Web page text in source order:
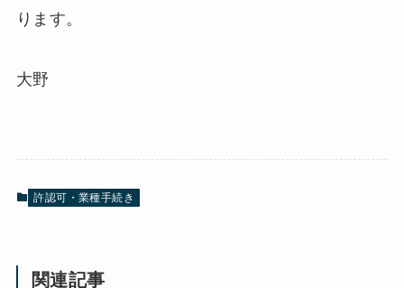
ります。
大野
許認可・業種手続き
関連記事